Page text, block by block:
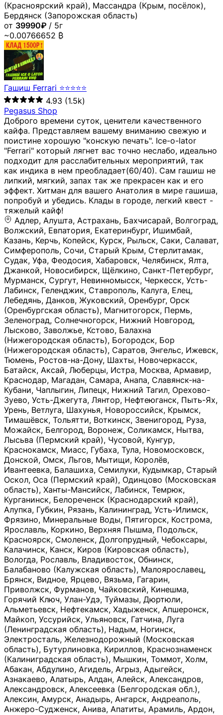
(Красноярский край), Массандра (Крым, посёлок),
Бердянск (Запорожская область)
от 39990₽ / 5г
~0.00766652 ₿
Гашиш Ferrari ⭐⭐⭐⭐⭐
4.93 (1.5k)
Pegasus Shop
Доброго времени суток, ценители качественного
кайфа. Представляем вашему вниманию свежую и
поистине хорошую "конскую печать". Ice-o-lator
"Ferrari" который лягнет вас точно неслабо, идеально
подходит для расслабительных мероприятий, так
как индика в нем преобладает(60/40). Сам гашиш не
липкий, мягкий, запах так же прекрасен как и его
эффект. Хитман для вашего Анатолия в мире гашиша,
попробуй и убедись. Клады в городе, легкий квест -
тяжелый кайф!
Адлер, Алушта, Астрахань, Бахчисарай, Волгоград, Волжский, Евпатория, Екатеринбург, Ишимбай, Казань, Керчь, Копейск, Курск, Рыльск, Саки, Салават, Симферополь, Сочи, Старый Крым, Стерлитамак, Судак, Уфа, Феодосия, Хабаровск, Челябинск, Ялта, Джанкой, Новосибирск, Щёлкино, Санкт-Петербург, Мурманск, Сургут, Невинномысск, Черкесск, Усть-Лабинск, Геленджик, Ставрополь, Калуга, Елец, Лебедянь, Данков, Жуковский, Оренбург, Орск (Оренбургская область), Магнитогорск, Пермь, Зеленоград, Солнечногорск, Нижний Новгород, Лысково, Заволжье, Кстово, Балахна (Нижегородская область), Богородск, Бор (Нижегородская область), Саратов, Энгельс, Ижевск, Тюмень, Ростов-на-Дону, Шахты, Новочеркасск, Батайск, Аксай, Люберцы, Истра, Москва, Армавир, Краснодар, Магадан, Самара, Анапа, Славянск-на-Кубани, Чаплыгин, Липецк, Нижний Тагил, Орехово-Зуево, Усть-Джегута, Лянтор, Нефтеюганск, Пыть-Ях, Урень, Ветлуга, Шахунья, Новороссийск, Крымск, Тимашёвск, Тольятти, Воткинск, Звенигород, Руза, Можайск, Белгород, Воронеж, Соликамск, Нытва, Лысьва (Пермский край), Чусовой, Кунгур, Краснокамск, Миасс, Губаха, Тула, Новомосковск, Донской, Омск, Льгов, Мытищи, Королёв, Ивантеевка, Балашиха, Семилуки, Кудымкар, Старый Оскол, Оса (Пермский край), Одинцово (Московская область), Ханты-Мансийск, Лабинск, Темрюк, Курганинск, Белореченск (Краснодарский край), Алупкa, Губкин, Рязань, Калининград, Усть-Илимск, Фрязино, Минеральные Воды, Пятигорск, Кострома, Ярославль, Коркино, Верхняя Пышма, Подольск, Красноярск, Смоленск, Долгопрудный, Чебоксары, Калачинск, Канск, Киров (Кировская область), Вологда, Рославль, Владивосток, Обнинск, Балабаново (Калужская область), Малоярославец, Брянск, Видное, Ярцево, Вязьма, Гагарин, Приволжск, Фурманов, Чайковский, Кинешма, Горячий Ключ, Улан-Удэ, Туймазы, Дюртюли, Альметьевск, Нефтекамск, Хадыженск, Апшеронск, Майкоп, Уссурийск, Ульяновск, Гатчина, Луга (Ленинградская область), Надым, Ногинск, Электросталь, Железнодорожный (Московская область), Бутурлиновка, Кириллов, Краснознаменск (Калиниградская область), Мышкин, Томмот, Холм, Абакан, Абдулино, Агидель, Агрыз, Адыгейск, Азнакаево, Алатырь, Алдан, Алейск, Александров, Александровск, Алексеевка (Белгородская обл.), Алексин, Амурск, Анадырь, Ангарск, Андреаполь, Анжеро-Судженск, Анива, Апатиты, Арамиль, Ардон, Арзамас, Аркадак, Арсеньев, Артём, Артёмовский, Архангельск, Асбест, Асино, Аткарск, Ахтубинск, Аша, Бабаево (Вологодская область), Бавлы (Республика Татарстан), Байкальск, Бакал, Баксан, Балаклава, Балаково (Саратовская область), Балашов (Саратовская область), Балтийск, Барабинск, Барнаул, Барыш (Ульяновская область), Бежецк, Белая Калитва (Ростовская область), Белебей, Белогорск (Крым), Белозерск, Белокуриха, Беломорск, Белоозёрский (Московская область), Белорецк (Республика Башкортостан), Кызыл, Белоярский (Ханты-Мансийский АО), Бердск, Березники (Пермский край), Берёзовский (Кемеровская область), Берёзовский (Свердловская область), Беслан, Бийск, Бикин, Билибино, Биробиджан, Благовещенск (Амурская область), Благовещенск (Башкортостан), Бобров, Богородицк, Боготол, Богучар, Бокситогорск (Ленинградская область), Бологое (Тверская область), Болхов, Большой Камень (Приморский край), Борисоглебск (Воронежская область), Боровичи (Новгородская область), Боровск, Бородино, Братск, Бронницы (Московская область), Бугульма (Республика Татарстан), Бугуруслан (Оренбургская область), Буинск, Буй, Буйнакск, Валдай, Валуйки, Велиж, Великие Луки, Великий Новгород, Великий Устюг, Вельск, Венёв, Верещагино, Верхнеуральск, Верхний Уфалей, Верхняя Салда, Верхняя Тура, Весьегонск, Вилючинск, Вихоревка, Вичуга, Владикавказ, Волгодонск, Волгореченск, Володарск, Волосово, Волчанск, Вольск, Воркута, Ворсма, Всеволожск (Ленинградская область), Вуктыл, Выкса, Высоковск, Высоцк, Вытегра, Вышний Волочёк, Вяземский, Вязники, Вятские Поляны, Нея, Шилка, Гаврилов Посад, Гаврилов-Ям, Гай, Галич, Гдов, Голицыно, Горно-Алтайск, Горнозаводск, Горняк, Городец, Гороховец, Гремячинск, Грозный, Грязи, Грязовец, Губкинский, Гуково, Гулькевичи, Гурьевск (Калининградская область), Гурьевск (Кемеровская область), Гусев, Гусь-Хрустальный, Давлеканово, Далматово, Дальнегорск, Дегтярск, Дедовск, Демидов, Дербент, Десногорск, Дзержинск, Дзержинский (Московская область), Дивногорск, Димитровград, Дмитровск, Дно, Добрянка, Долинск, Домодедово, Донецк (ДНР), Дорогобуж, Дрезна, Дубна, Дудинка, Духовщина, Дятьково, Егорьевск, Елабуга, Елизово, Ельня (Будет изменено название), Емва, Енисейск, Ермолино, Ершов, Ессентуки, Ефремов, Железноводск, Железногорск (Красноярский край), Железногорск (Курская область), Железногорск-Илимский, Жигулёвск, Жиздра, Жирновск, Жуков, Жуковка, Заводоуковск, Заволжск, Задонск, Заинск, Заозёрный, Заозёрск, Западная Двина, Заполярный, Зарайск, Заречный (Пензенская область), Заречный (Свердловская область), Заринск, Звенигово, Зверево, Зеленогорск ( Ленинградская обл. ), Зеленоградск, Зеленодольск, Зеленокумск, Зерноград, Зима, Змеиногорск, Зубцов, Ивангород, Иваново, Ивдель, Избербаш, Изобильный, Иланский, Инза, Инкерман, Инта, Ипатово, Искитим, Йошкар-Ола, Кадников, Калач, Калач-на-Дону, Калининск, Калтан, Калязин, Камбарка, Каменка (Пензенская область), Каменногорск (Ленинградская область), Каменск-Уральский, Каменск-Шахтинский, Камень-на-Оби, Камешково, Камышин, Канаш, Кандалакша, Карабаново, Карабаш, Карачаевск, Каргат, Каргополь, Карпинск, Карталы, Касимов, Касли, Каспийск, Катав-Ивановск, Катайск, Качканар, Кашин, Кашира, Кемерово, Кемь, Кизел, Кизилюрт, Кизляр, Кимовск, Кимры, Кингисепп, Кинель, Киреевск, Киренск, Киржач, Кириши, Кирово-Чепецк, Кировск (Ленинградская область), Кировск (Мурманская область), Кирсанов, Киселёвск, Кисловодск, Климовск, Клинцы, Княгинино, Ковдор, Ковров, Когалым, Козельск, Козьмодемьянск, Кола, Кологрив, Колпашево, Колпино, Кольчугино, Комсомольск, Комсомольск-на-Амуре, Конаково, Кондопога, Кондрово, Константиновск, Кораблино, Кореновск, Корсаков, Коряжма, Костерёво, Костомукша, Котельники, Котельниково, Котельнич, Котлас, Котовск, Кохма, Красноармейск (Московская область), Краснозаводск, Краснознаменск (Московская область), Краснокаменск, Краснослободск (Волгоградская область), Краснотурьинск, Красноуральск, Красный Сулин, Кремёнки, Кропоткин, Кубинка, Кувшиново (Тверская область), Кудрово, Кулебаки, Кумертау, Курлово, Куровское, Куртамыш, Курчатов, Куса, Кушва, Кыштым, Лабытнанги, Лагань, Лаишево (Республика Татарстан), Лакинск, Лангепас, Лахденпохья, Ленинск-Кузнецкий, Ленск (Республика Саха), Лермонтов (Ставропольский край), Лесозаводск (Приморский край), Лесосибирск, Ливны (Орловская область), Ликино-Дулёво, Липки (Тульская область), Лиски (Воронежская область), Лихославль, Лодейное Поле, Ломоносов (Санкт-Петербург), Лосино-Петровский, Лукоянов, Луховицы, Лыткарино, Любань (Ленинградская область), Любим, Людиново, Магас, Майский, Макаров, Малая Вишера, Малгобек, Мамадыш, Мамоново, Мантурово, Маркс, Махачкала, Мглин, Мегион, Медвежьегорск, Медногорск, Медынь, Меленки, Мелеуз, Менделеевск, Мещовск, Микунь, Миллерово, Минусинск, Миньяр, Мирный (Архангельская область), Мирный (Якутия), Михайловка (Город), Михайловск (Свердловская область), Михайловск (Ставропольский край), Могоча, Можга, Моздок, Мончегорск, Морозовск, Моршанск, Мосальск, Муравленко, Мурино, Муром, Мценск, Мыски, Набережные Челны, Навашино (Нижегородская область), Назарово (Красноярский край), Назрань, Нальчик, Наро-Фоминск, Нарткала, Нарьян-Мар, Находка, Невель (Псковская область), Невельск, Невьянск, Нелидово (Тверская область), Неман, Нерехта (Костромская область), Нерюнгри, Нестеров, Нефтегорск (Самарская область), Нефтекумск, Нижневартовск, Нижнекамск (Республика Татарстан), Нижнеудинск, Нижние Серги, Нижний Ломов, Нижняя Тура, Николаевск-на-Амуре, Никольск (Вологодская область), Никольск (Пензенская область), Новая Ладога, Новая Ляля, Новоалександровск, Новоалтайск, Нововоронеж, Новодвинск, Новозыбков, Новокубанск, Новокуйбышевск, Новомичуринск, Новопавловск, Новоржев, Новосокольники, Новотроицк, Новоульяновск, Новоуральск, Новохопёрск, Новочебоксарск, Новошахтинск, Новый Оскол, Новый Уренгой, Норильск, Нурлат, Нягань, Нязепетровск, Няндома, Облучье, Обоянь, Озёрск (Калининградская область), Озёрск (Челябинская область), Озёры, Октябрьск (Самарская область), Октябрьский (Башкортостан), Окуловка (Новгородская область), Оленегорск, Олонец, Онега, Опочка, Осинники, Осташков, Остров, Острогожск, Отрадный, Оха, Павлово, Павловск (Воронежская область), Павловск (Санкт-Петербург), Павловский Посад, Партизанск, Певек, Пенза, Первоуральск, Перевоз, Пересвет, Переславль-Залесский, Пестово (Новгородская область), Петрозаводск, Петропавловск-Камчатский, Печоры, Пикалёво, Пионерский, Питкяранта, Плавск, Плёс, Подпорожье, Покачи, Покров, Покровск, Полесск, Полысаево, Полярные Зори, Полярный, Поронайск, Порхов, Похвистнево, Почеп, Починок, Пошехонье, Правдинск, Приморск (Калининградская область), Приморско-Ахтарск, Приозерск, Прокопьевск, Протвино, Прохладный, Пугачёв, Пудож, Пустошка, Пушкино, Пущино, Пыталово, Радужный (Владимирская область), Радужный (Ханты-Мансийский АО), Райчихинск, Раменское, Рассказово, Ревда, Реж, Реутов, Родники, Россошь, Ростов (Ярославская обл.), Рошаль, Ртищево, Рубцовск, Рузаевка, Рыбинск, Рыбное, Ряжск, Салехард, Сальск, Саранск, Сарапул, Саров, Сасово, Сатка, Сафоново, Саяногорск, Саянск, Светлогорск, Светлоград, Светлый, Светогорск (Ленинградская область), Свободный, Себеж, Северобайкальск, Северодвинск, Североуральск, Сегежа, Семикаракорск, Сенгилей, Серафимович, Сергач, Сергиев Посад, Сердобск, Сертолово (Ленинградская область), Сестрорецк (Ленинградская область), Сибай, Скопин, Славгород, Сланцы, Слободской, Слюдянка, Собинка, Советск (Кировская область), Советск (Калининградская область), Советск (Тульская область), Советская Гавань, Советский (Ханты-Мансийский АО), Сокол (Вологодская область), Солигалич, Соль-Илецк, Сольцы, Сортавала, Сосенский, Сосновоборск, Сосновый Бор (Ленинградская область), Сосногорск, Спас-Клепики, Спасск-Рязанский, С